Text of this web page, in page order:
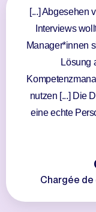
[...] Abgesehen
Interviews
Manager*innen
Lösung
nutzen [...] Die
eine echte
Chargée de